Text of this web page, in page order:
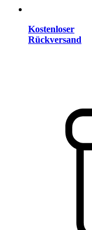
Kostenloser
Rückversand